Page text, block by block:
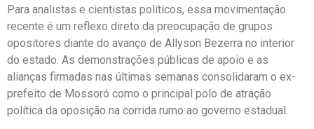
Para analistas e cientistas políticos, essa movimentação
recente é um reflexo direto da preocupação de grupos
opositores diante do avanço de Allyson Bezerra no interior
do estado. As demonstrações públicas de apoio e as
alianças firmadas nas últimas semanas consolidaram o ex-
prefeito de Mossoró como o principal polo de atração
política da oposição na corrida rumo ao governo estadual.